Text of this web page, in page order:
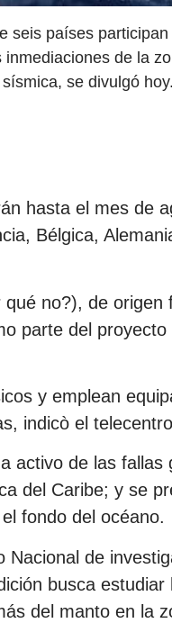
seis países
de la
se divulgó hoy.
hasta el mes de
Bélgica,
no?), de origen
parte del proyecto
y emplean
indicò el
activo de las fallas
del Caribe; y se
fondo del océano.
Nacional de
busca estudiar
del manto en la